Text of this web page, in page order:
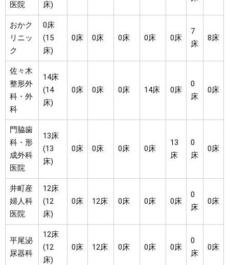
医院
床)
おかク
リニッ
ク
0床
(15
床)
0床 0床 0床 0床 0床
7
床
8床
佐々木
整形外
科・外
科
14床
(14
床)
0床 0床 0床 14床 0床
0
床
0床
門脇歯
科・形
成外科
医院
13床
(13
床)
0床 0床 0床 0床
13
床
0
床
0床
井町産
婦人科
医院
12床
(12
床)
0床 12床 0床 0床 0床
0
床
0床
平尾泌
尿器科
12床
(12
床)
0床 12床 0床 0床 0床
0
床
0床